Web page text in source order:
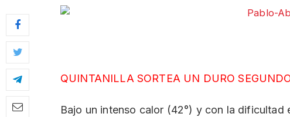
QUINTANILLA SORTEA UN DURO
Bajo un intenso calor (42°) y con la dificultad